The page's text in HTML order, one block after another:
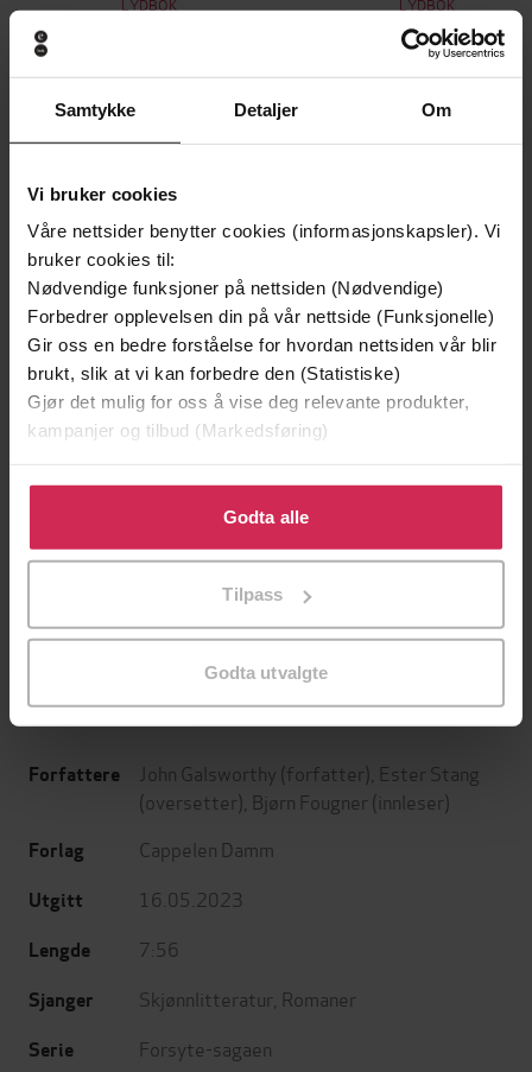
Samtykke Detaljer Om
Vi bruker cookies
Våre nettsider benytter cookies (informasjonskapsler). Vi
bruker cookies til:
Nødvendige funksjoner på nettsiden (Nødvendige)
Forbedrer opplevelsen din på vår nettside (Funksjonelle)
Gir oss en bedre forståelse for hvordan nettsiden vår blir
brukt, slik at vi kan forbedre den (Statistiske)
Gjør det mulig for oss å vise deg relevante produkter,
kampanjer og tilbud (Markedsføring)
Klikk på «Godta alle» for å gi oss ditt samtykke til å
bruke cookies for alle disse formålene. Du kan også
tilpasse ditt samtykke til spesifikke formål ved å klikke
Godta alle
Tilpass
Godta utvalgte
LYDBOK LYDBOK
Andre har også kjøpt
Første gang på tilbud
399,-
Døde sjeler synger ikke
LYDBOK
Vinner av Brageprisen 2025
449,-
LYDBOK
Forfattere John Galsworthy (forfatter), Ester Stang
(oversetter), Bjørn Fougner (innleser)
Forlag Cappelen Damm
Utgitt 16.05.2023
Lengde 7:56
Sjanger Skjønnlitteratur Romaner
Serie Forsyte-sagaen